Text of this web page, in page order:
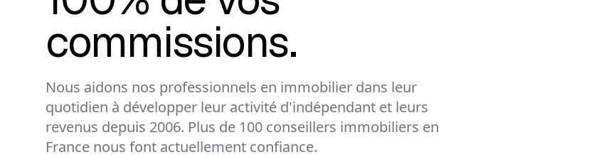
commissions.
Nous aidons nos professionnels en immobilier dans leur
quotidien à développer leur activité d'indépendant et leurs
revenus depuis 2006. Plus de 100 conseillers immobiliers en
France nous font actuellement confiance.